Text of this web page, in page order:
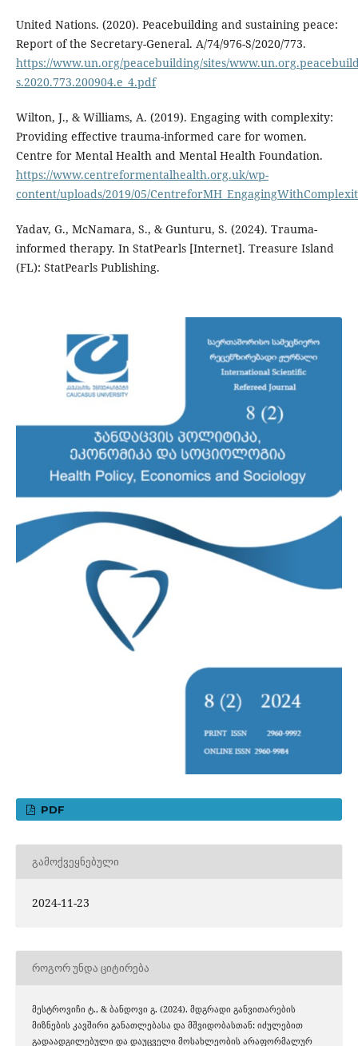
United Nations. (2020). Peacebuilding and sustaining peace:
Report of the Secretary-General. A/74/976-S/2020/773.
https://www.un.org/peacebuilding/sites/
s.2020.773.200904.e_4.pdf
Wilton, J., & Williams, A. (2019). Engaging with complexity:
Providing effective trauma-informed care for women.
Centre for Mental Health and Mental Health Foundation.
https://www.centreformentalhealth.org.uk/wp-
content/uploads/2019/05/
Yadav, G., McNamara, S., & Gunturu, S. (2024). Trauma-
informed therapy. In StatPearls [Internet]. Treasure Island
(FL): StatPearls Publishing.
PDF
ᲒᲐᲛᲝᲥᲕᲔᲧᲜᲔᲑᲣᲚᲘ
2024-11-23
ᲠᲝᲒᲝᲠ ᲣᲜᲓᲐ ᲪᲘᲢᲘᲠᲔᲑᲐ
მესტროვიჩი ტ., & ბანდოვი გ. (2024). მდგრადი განვითარების
მიზნების კავშირი განათლებასა და მშვიდობასთან: იძულებით
გადაადგილებული და დაუცველი მოსახლეობის არაფორმალურ